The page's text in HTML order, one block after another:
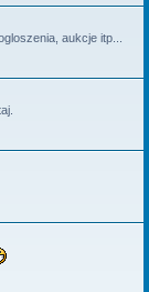
aukcje itp...